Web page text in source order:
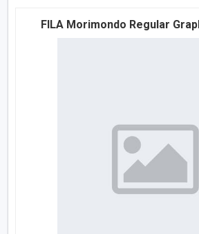
FILA Morimondo Regular